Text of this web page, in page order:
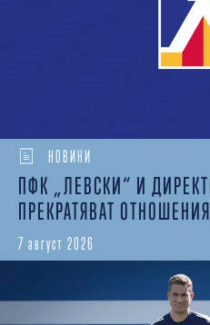
НОВИНИ
ПФК „ЛЕВСКИ“ И
ПРЕКРАТЯВАТ
7 август 2026